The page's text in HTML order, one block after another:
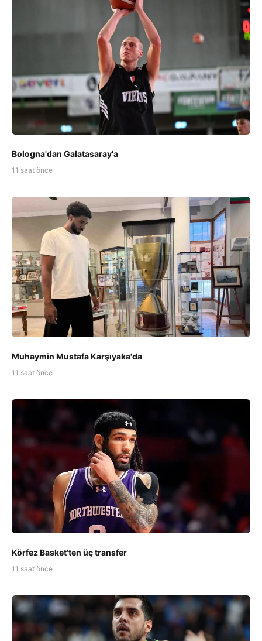
Bologna'dan Galatasaray'a
11 saat önce
Muhaymin Mustafa Karşıyaka'da
11 saat önce
Körfez Basket'ten üç transfer
11 saat önce